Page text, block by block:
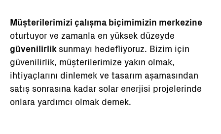
Müşterilerimizi çalışma biçimimizin merkezine
oturtuyor ve zamanla en yüksek düzeyde
güvenilirlik sunmayı hedefliyoruz. Bizim için
güvenilirlik, müşterilerimize yakın olmak,
ihtiyaçlarını dinlemek ve tasarım aşamasından
satış sonrasına kadar solar enerjisi projelerinde
onlara yardımcı olmak demek.